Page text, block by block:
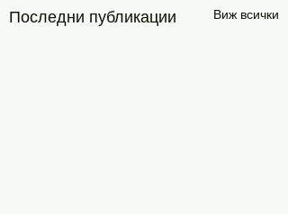
Последни публикации Виж всички